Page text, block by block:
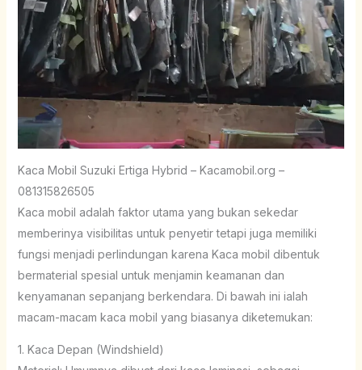
Kaca Mobil Suzuki Ertiga Hybrid – Kacamobil.org –
081315826505
Kaca mobil adalah faktor utama yang bukan sekedar
memberinya visibilitas untuk penyetir tetapi juga memiliki
fungsi menjadi perlindungan karena Kaca mobil dibentuk
bermaterial spesial untuk menjamin keamanan dan
kenyamanan sepanjang berkendara. Di bawah ini ialah
macam-macam kaca mobil yang biasanya diketemukan:
1. Kaca Depan (Windshield)